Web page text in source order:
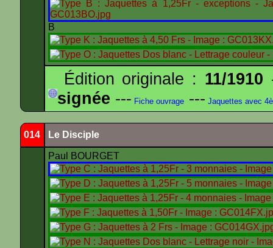
B
Édition originale : 11/1910
signée --- Fiche ouvrage --- Jaquettes avec
014 Le Disciple
Paul BOURGET